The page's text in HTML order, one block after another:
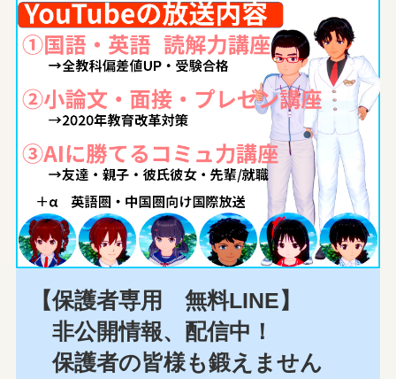
【保護者専用 無料LINE】
非公開情報、配信中！
保護者の皆様も鍛えません